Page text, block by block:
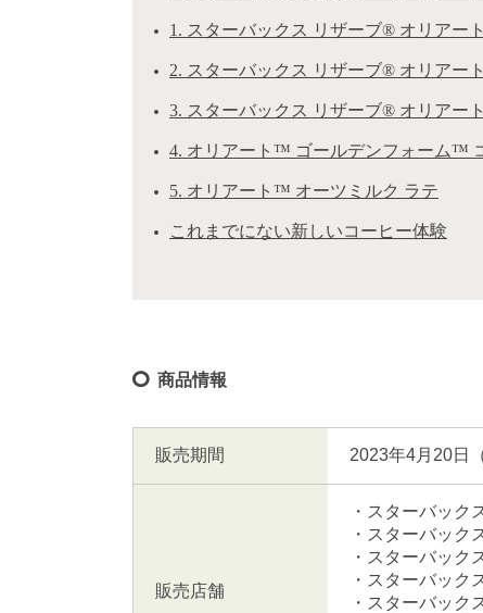
1. スターバックス リザーブ® オリアー
2. スターバックス リザーブ® オリア
3. スターバックス リザーブ® オリアー
4. オリアート™ ゴールデンフォーム™
5. オリアート™ オーツミルク ラテ
これまでにない新しいコーヒー体験
商品情報
販売期間 2023年4月20日
販売店舗
・スターバック
・スターバック
・スターバック
・スターバック
・スターバック